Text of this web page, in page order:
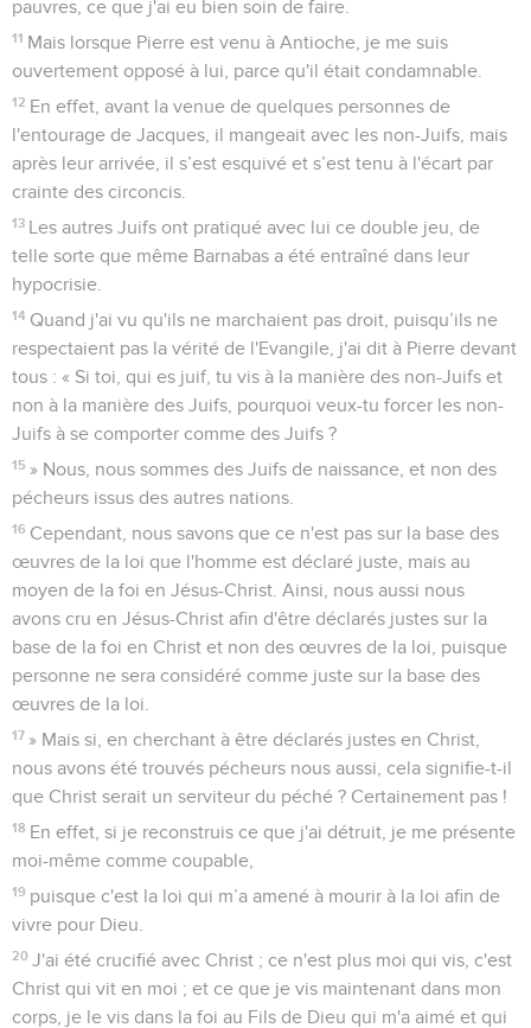
pauvres, ce que j'ai eu bien soin de faire.
11 Mais lorsque Pierre est venu à Antioche, je me suis
ouvertement opposé à lui, parce qu'il était condamnable.
12 En effet, avant la venue de quelques personnes de
l'entourage de Jacques, il mangeait avec les non-Juifs, mais
après leur arrivée, il s’est esquivé et s’est tenu à l'écart par
crainte des circoncis.
13 Les autres Juifs ont pratiqué avec lui ce double jeu, de
telle sorte que même Barnabas a été entraîné dans leur
hypocrisie.
14 Quand j'ai vu qu'ils ne marchaient pas droit, puisqu’ils ne
respectaient pas la vérité de l'Evangile, j'ai dit à Pierre devant
tous : « Si toi, qui es juif, tu vis à la manière des non-Juifs et
non à la manière des Juifs, pourquoi veux-tu forcer les non-
Juifs à se comporter comme des Juifs ?
15 » Nous, nous sommes des Juifs de naissance, et non des
pécheurs issus des autres nations.
16 Cependant, nous savons que ce n'est pas sur la base des
œuvres de la loi que l'homme est déclaré juste, mais au
moyen de la foi en Jésus-Christ. Ainsi, nous aussi nous
avons cru en Jésus-Christ afin d'être déclarés justes sur la
base de la foi en Christ et non des œuvres de la loi, puisque
personne ne sera considéré comme juste sur la base des
œuvres de la loi.
17 » Mais si, en cherchant à être déclarés justes en Christ,
nous avons été trouvés pécheurs nous aussi, cela signifie-t-il
que Christ serait un serviteur du péché ? Certainement pas !
18 En effet, si je reconstruis ce que j'ai détruit, je me présente
moi-même comme coupable,
19 puisque c'est la loi qui m’a amené à mourir à la loi afin de
vivre pour Dieu.
20 J'ai été crucifié avec Christ ; ce n'est plus moi qui vis, c'est
Christ qui vit en moi ; et ce que je vis maintenant dans mon
corps, je le vis dans la foi au Fils de Dieu qui m'a aimé et qui